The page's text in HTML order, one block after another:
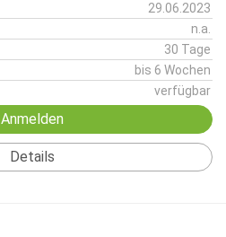
29.06.2023
n.a.
30 Tage
bis 6 Wochen
verfügbar
Anmelden
Details